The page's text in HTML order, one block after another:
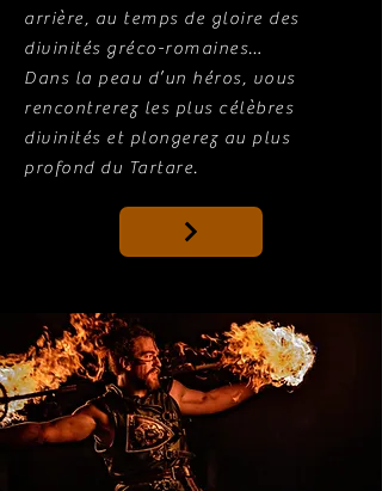
arrière, au temps de gloire des
divinités gréco-romaines…
Dans la peau d’un héros, vous
rencontrerez les plus célèbres
divinités et plongerez au plus
profond du Tartare.